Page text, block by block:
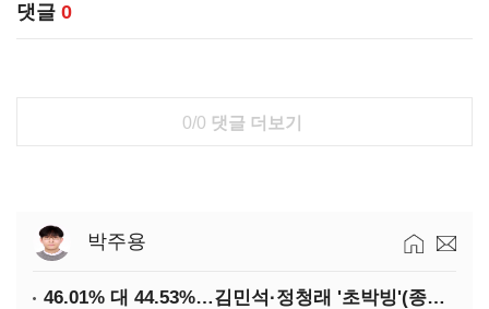
댓글 0
0/0 댓글 더보기
박주용
46.01% 대 44.53%…김민석·정청래 '초박빙'(종합 2보)